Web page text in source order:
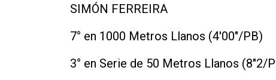
SIMÓN FERREIRA
7° en 1000 Metros Llanos (4'00"/PB)
3° en Serie de 50 Metros Llanos (8"2/